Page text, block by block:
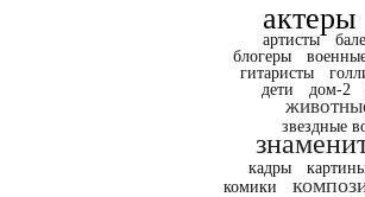
актеры
артисты
блогеры
гитаристы
дети
дом-2
звездные
кадры
комики